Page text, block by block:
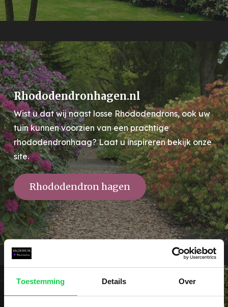
Toestemming Details Over
Rhododendronhagen.nl
Wist u dat wij naast losse Rhododendrons, ook uw
tuin kunnen voorzien van een prachtige
rhododendronhaag? Laat u inspireren bekijk onze
site.
Rhododendron hagen